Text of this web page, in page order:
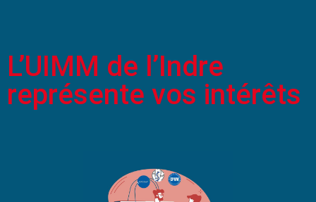
L’UIMM de l’Indre
représente vos intérêts